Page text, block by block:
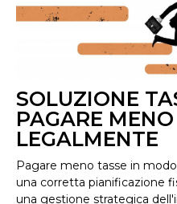
SOLUZIONE
PAGARE
LEGALMENTE
Pagare meno tasse in
una corretta pianificazione
una gestione strategica